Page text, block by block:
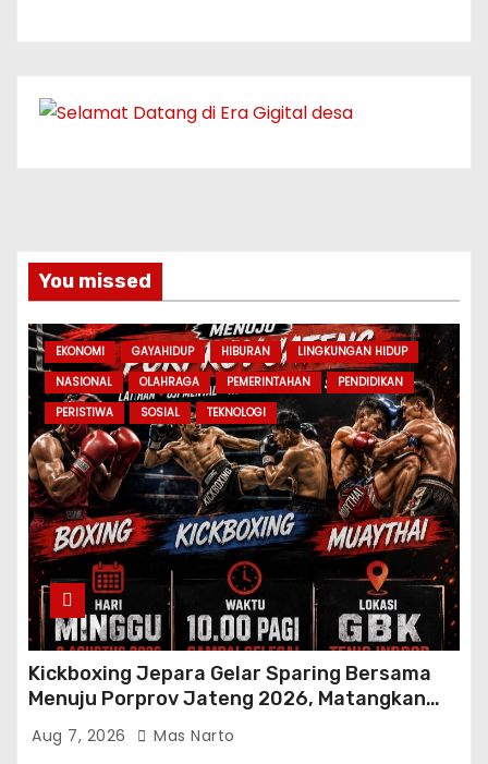
You missed
EKONOMI GAYAHIDUP HIBURAN
LINGKUNGAN HIDUP
NASIONAL
OLAHRAGA PEMERINTAHAN
PENDIDIKAN
PERISTIWA
SOSIAL TEKNOLOGI
Kickboxing Jepara Gelar Sparing Bersama
Menuju Porprov Jateng 2026, Matangkan
Fisik dan Teknik Atlet
Aug 7, 2026 Mas Narto